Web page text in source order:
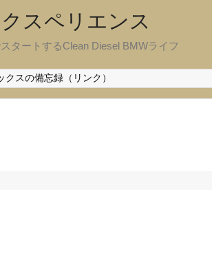
スペリエンス
タートするClean Diesel BMWライフ
クスの備忘録（リンク）